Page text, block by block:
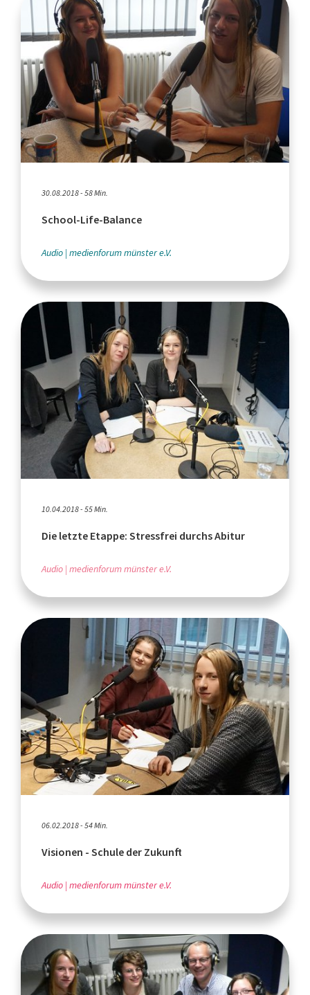
30.08.2018 - 58 Min.
School-Life-Balance
Audio medienforum münster e.V.
10.04.2018 - 55 Min.
Die letzte Etappe: Stressfrei durchs Abitur
Audio medienforum münster e.V.
06.02.2018 - 54 Min.
Visionen - Schule der Zukunft
Audio medienforum münster e.V.